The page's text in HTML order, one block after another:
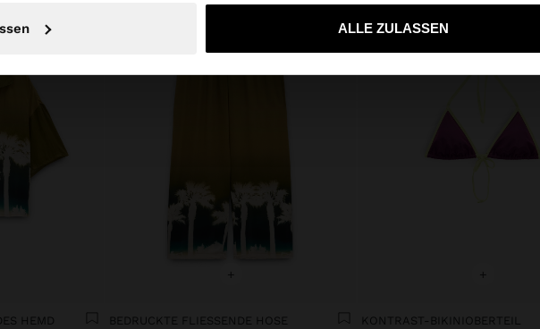
ALLE ZULASSEN
Nein, bleiben Sie bei Luxembourg Ja, bringen Sie mich zu United States
HEMD
+
BEDRUCKTE FLIESSENDE HOSE
+
KONTRAST-BIKINIOBERTEIL